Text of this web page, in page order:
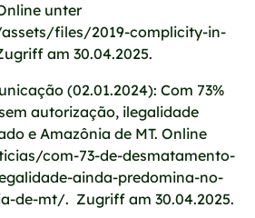
unter
files/2019-complicity-in-
am 30.04.2025.
(02.01.2024): Com 73%
autorização, ilegalidade
e Amazônia de MT. Online
com-73-de-desmatamento-
ainda-predomina-no-
de-mt/. Zugriff am 30.04.2025.